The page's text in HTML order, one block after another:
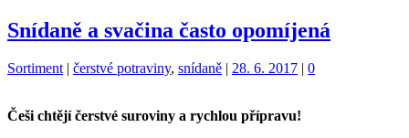
Snídaně a svačina často opomíjená
Kategorie:
Sortiment Štítky:
čerstvé potraviny, snídaně 28. 6. 2017 0
Češi chtějí čerstvé suroviny a rychlou přípravu!